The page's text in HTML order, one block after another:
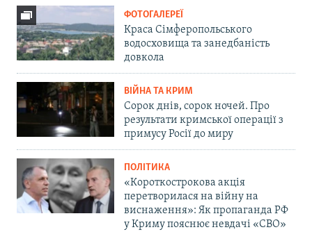
ФОТОГАЛЕРЕЇ
Краса Сімферопольського
водосховища та занедбаність
довкола
ВІЙНА ТА КРИМ
Сорок днів, сорок ночей. Про
результати кримської операції з
примусу Росії до миру
ПОЛІТИКА
«Короткострокова акція
перетворилася на війну на
виснаження»: Як пропаганда РФ
у Криму пояснює невдачі «СВО»